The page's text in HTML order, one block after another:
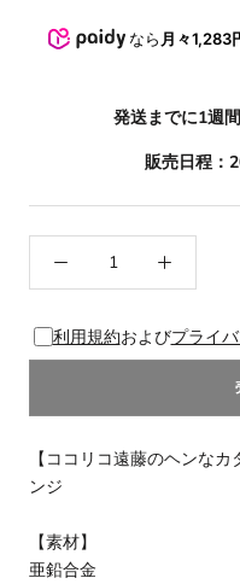
なら 月々1,283
発送までに1週
販売日程：
利用規約およびプライ
【ココリコ遠藤のヘンな
ンジ
【素材】
亜鉛合金